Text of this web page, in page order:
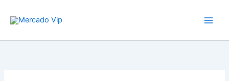
para
conteúdo